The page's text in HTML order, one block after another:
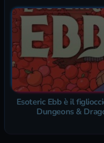
Esoteric Ebb è il
Dungeons &